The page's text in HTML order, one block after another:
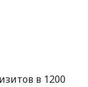
в 1200